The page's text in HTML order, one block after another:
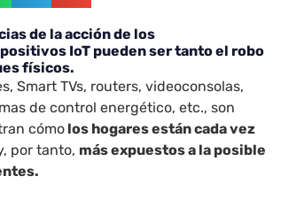
de la acción de los
IoT pueden ser tanto el robo
físicos.
Smart TVs, routers, videoconsolas,
de control energético, etc., son
cómo los hogares están cada vez
por tanto, más expuestos a la posible